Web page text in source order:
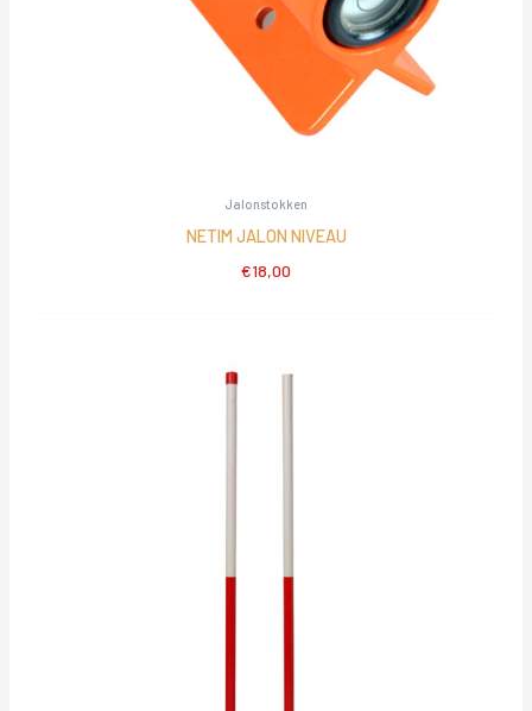
Jalonstokken
NETIM JALON NIVEAU
€18,00